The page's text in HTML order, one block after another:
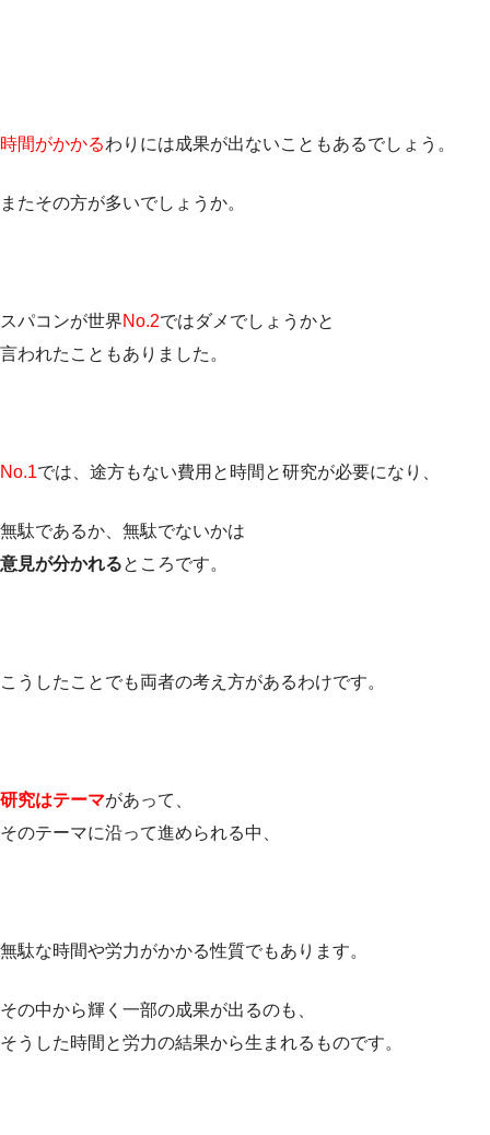
時間がかかるわりには成果が出ないこともあるでしょう。
またその方が多いでしょうか。
スパコンが世界No.2ではダメでしょうかと
言われたこともありました。
No.1では、途方もない費用と時間と研究が必要になり、
無駄であるか、無駄でないかは
意見が分かれるところです。
こうしたことでも両者の考え方があるわけです。
研究はテーマがあって、
そのテーマに沿って進められる中、
無駄な時間や労力がかかる性質でもあります。
その中から輝く一部の成果が出るのも、
そうした時間と労力の結果から生まれるものです。